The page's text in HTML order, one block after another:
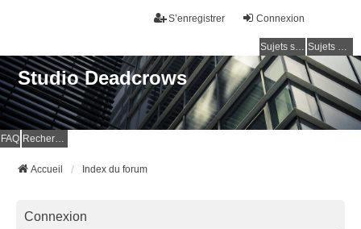
Connexion
S’enregistrer
Sujets sans réponse Sujets actifs
Studio Deadcrows
FAQ Rechercher
Accueil Index du forum
Connexion